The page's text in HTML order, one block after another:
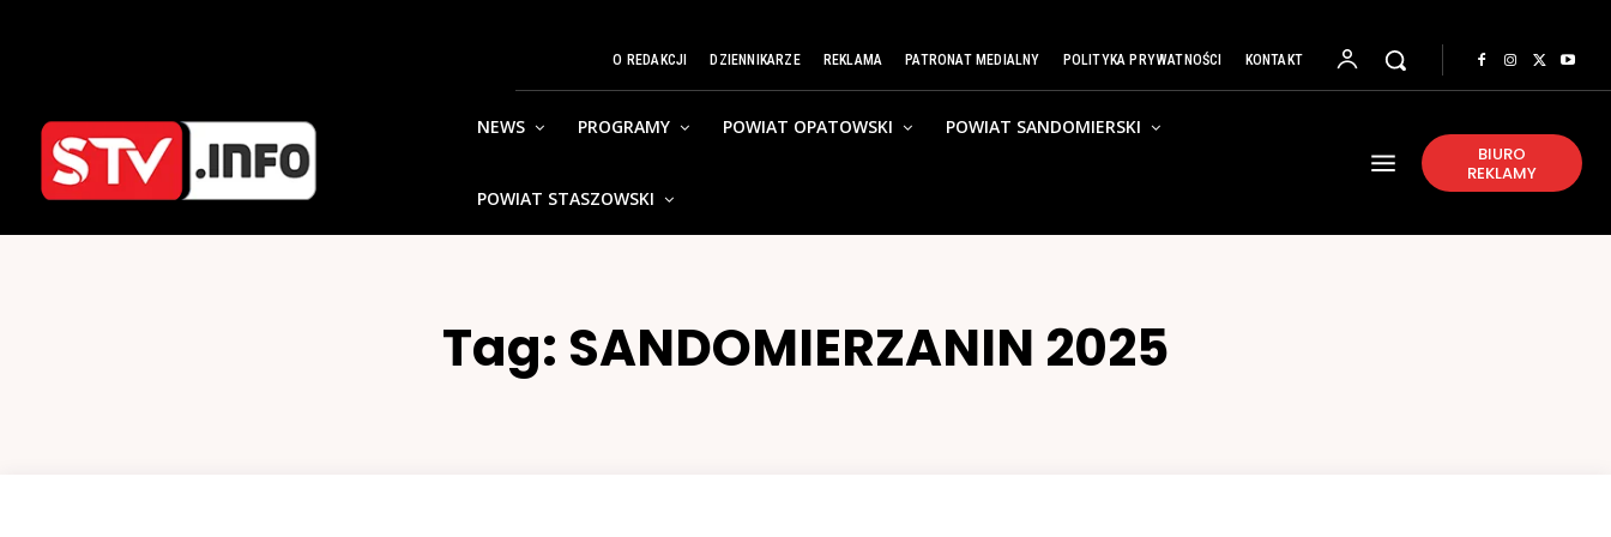
O REDAKCJI DZIENNIKARZE REKLAMA PATRONAT MEDIALNY POLITYKA PRYWATNOŚCI KONTAKT
NEWS PROGRAMY POWIAT OPATOWSKI POWIAT SANDOMIERSKI
POWIAT STASZOWSKI
BIURO
REKLAMY
Tag: SANDOMIERZANIN 2025